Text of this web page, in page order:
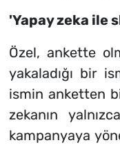
'Yapay zeka ile
Özel, ankette
yakaladığı bir
ismin anketten
zekanın
kampanyaya